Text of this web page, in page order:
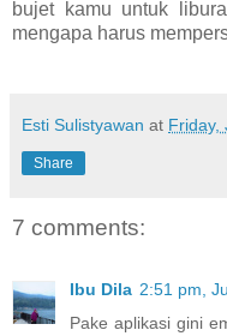
bujet kamu untuk
mengapa harus
Esti Sulistyawan at Friday,
Share
7 comments:
Ibu Dila 2:51 pm,
Pake aplikasi gini